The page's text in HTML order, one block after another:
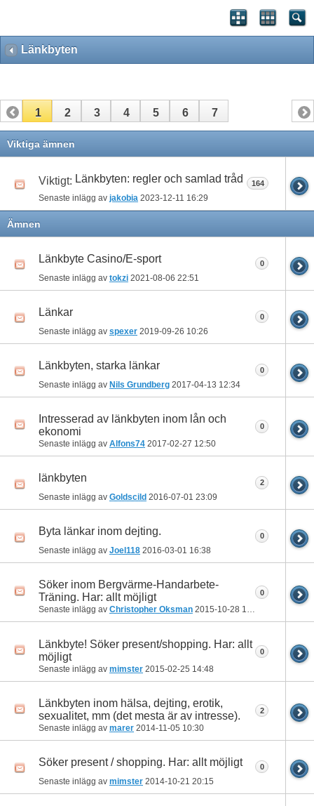
Länkbyten
1 2 3 4 5 6 7
Viktiga ämnen
Viktigt: Länkbyten: regler och samlad tråd
Senaste inlägg av jakobia 2023-12-11 16:29
164
Ämnen
Länkbyte Casino/E-sport
Senaste inlägg av tokzi 2021-08-06 22:51
0
Länkar
Senaste inlägg av spexer 2019-09-26 10:26
0
Länkbyten, starka länkar
Senaste inlägg av Nils Grundberg 2017-04-13 12:34
0
Intresserad av länkbyten inom lån och
ekonomi
Senaste inlägg av Alfons74 2017-02-27 12:50
0
länkbyten
Senaste inlägg av Goldscild 2016-07-01 23:09
2
Byta länkar inom dejting.
Senaste inlägg av Joel118 2016-03-01 16:38
0
Söker inom Bergvärme-Handarbete-
Träning. Har: allt möjligt
Senaste inlägg av Christopher Oksman 2015-10-28 13:50
0
Länkbyte! Söker present/shopping. Har: allt
möjligt
Senaste inlägg av mimster 2015-02-25 14:48
0
Länkbyten inom hälsa, dejting, erotik,
sexualitet, mm (det mesta är av intresse).
Senaste inlägg av marer 2014-11-05 10:30
2
Söker present / shopping. Har: allt möjligt
Senaste inlägg av mimster 2014-10-21 20:15
0